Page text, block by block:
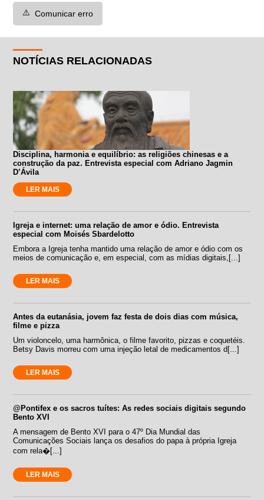
⚠️ Comunicar erro
NOTÍCIAS RELACIONADAS
Disciplina, harmonia e equilíbrio: as religiões chinesas e a
construção da paz. Entrevista especial com Adriano Jagmin
D’Ávila
LER MAIS
Igreja e internet: uma relação de amor e ódio. Entrevista
especial com Moisés Sbardelotto
Embora a Igreja tenha mantido uma relação de amor e ódio com os
meios de comunicação e, em especial, com as mídias digitais,[...]
LER MAIS
Antes da eutanásia, jovem faz festa de dois dias com música,
filme e pizza
Um violoncelo, uma harmônica, o filme favorito, pizzas e coquetéis.
Betsy Davis morreu com uma injeção letal de medicamentos d[...]
LER MAIS
@Pontifex e os sacros tuítes: As redes sociais digitais segundo
Bento XVI
A mensagem de Bento XVI para o 47º Dia Mundial das
Comunicações Sociais lança os desafios do papa à própria Igreja
com rela�[...]
LER MAIS